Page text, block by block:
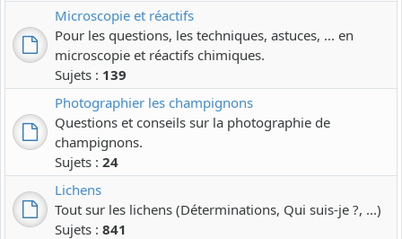
Microscopie et réactifs
Pour les questions, les techniques, astuces, ... en
microscopie et réactifs chimiques.
Sujets : 139
Photographier les champignons
Questions et conseils sur la photographie de
champignons.
Sujets : 24
Lichens
Tout sur les lichens (Déterminations, Qui suis-je ?, ...)
Sujets : 841